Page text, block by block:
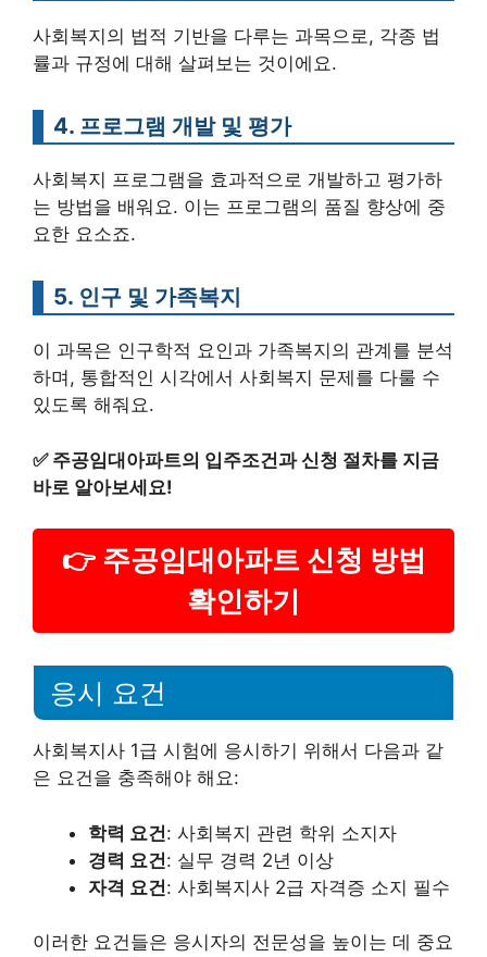
사회복지의 법적 기반을 다루는 과목으로, 각종 법
률과 규정에 대해 살펴보는 것이에요.
4. 프로그램 개발 및 평가
사회복지 프로그램을 효과적으로 개발하고 평가하
는 방법을 배워요. 이는 프로그램의 품질 향상에 중
요한 요소죠.
5. 인구 및 가족복지
이 과목은 인구학적 요인과 가족복지의 관계를 분석
하며, 통합적인 시각에서 사회복지 문제를 다룰 수
있도록 해줘요.
✅ 주공임대아파트의 입주조건과 신청 절차를 지금
바로 알아보세요!
👉 주공임대아파트 신청 방법
확인하기
응시 요건
사회복지사 1급 시험에 응시하기 위해서 다음과 같
은 요건을 충족해야 해요:
학력 요건: 사회복지 관련 학위 소지자
경력 요건: 실무 경력 2년 이상
자격 요건: 사회복지사 2급 자격증 소지 필수
이러한 요건들은 응시자의 전문성을 높이는 데 중요